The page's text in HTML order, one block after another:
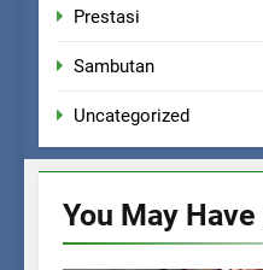
Prestasi
Sambutan
Uncategorized
You May Have